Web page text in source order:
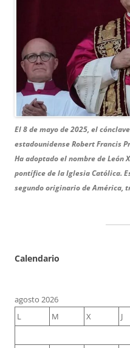
El 8 de mayo de 2025, el
estadounidense Robert Francis
Ha adoptado el nombre de León
pontífice de la Iglesia Católica.
segundo originario de América,
Calendario
agosto 2026
L
M X J